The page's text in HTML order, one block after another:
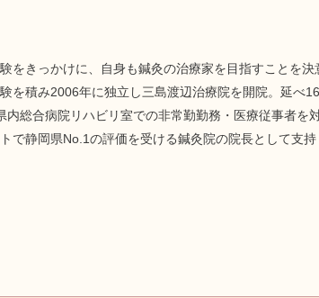
をきっかけに、自身も鍼灸の治療家を目指すことを決
を積み2006年に独立し三島渡辺治療院を開院。延べ16
総合病院リハビリ室での非常勤勤務・医療従事者を
で静岡県No.1の評価を受ける鍼灸院の院長として支持